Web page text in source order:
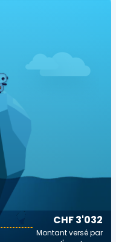
CHF 3'032
Montant versé par